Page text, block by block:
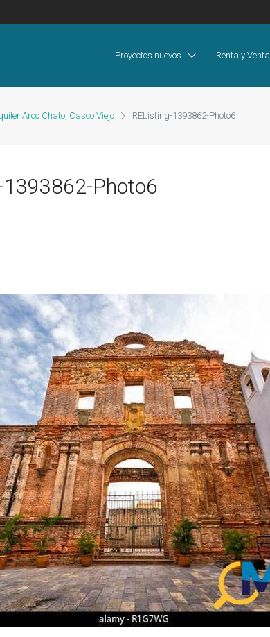
Proyectos nuevos Renta y Venta
Arco Chato, Casco Viejo REListing-1393862-Photo6
1393862-Photo6